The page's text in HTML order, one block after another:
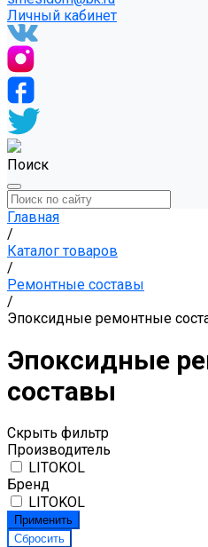
Личный кабинет
Поиск
Главная
/
Каталог товаров
/
Ремонтные составы
/
Эпоксидные ремонтные
Эпоксидные
составы
Скрыть фильтр
Производитель
LITOKOL
Бренд
LITOKOL